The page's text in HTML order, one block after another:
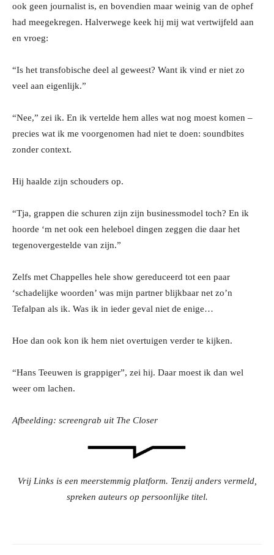
ook geen journalist is, en bovendien maar weinig van de ophef
had meegekregen. Halverwege keek hij mij wat vertwijfeld aan
en vroeg:
“Is het transfobische deel al geweest? Want ik vind er niet zo
veel aan eigenlijk.”
“Nee,” zei ik. En ik vertelde hem alles wat nog moest komen –
precies wat ik me voorgenomen had niet te doen: soundbites
zonder context.
Hij haalde zijn schouders op.
“Tja, grappen die schuren zijn zijn businessmodel toch? En ik
hoorde ‘m net ook een heleboel dingen zeggen die daar het
tegenovergestelde van zijn.”
Zelfs met Chappelles hele show gereduceerd tot een paar
‘schadelijke woorden’ was mijn partner blijkbaar net zo’n
Tefalpan als ik. Was ik in ieder geval niet de enige…
Hoe dan ook kon ik hem niet overtuigen verder te kijken.
“Hans Teeuwen is grappiger”, zei hij. Daar moest ik dan wel
weer om lachen.
Afbeelding: screengrab uit The Closer
Vrij Links is een meerstemmig platform. Tenzij anders vermeld,
spreken auteurs op persoonlijke titel.